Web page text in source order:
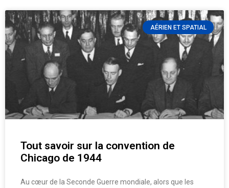
AÉRIEN ET SPATIAL
Tout savoir sur la convention de
Chicago de 1944
Au cœur de la Seconde Guerre mondiale, alors que les